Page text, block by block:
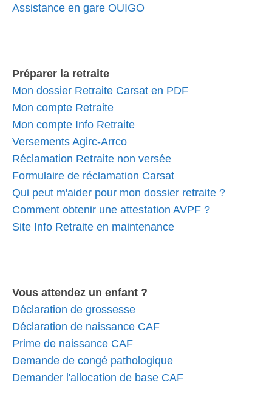
Assistance en gare OUIGO
Préparer la retraite
Mon dossier Retraite Carsat en PDF
Mon compte Retraite
Mon compte Info Retraite
Versements Agirc-Arrco
Réclamation Retraite non versée
Formulaire de réclamation Carsat
Qui peut m'aider pour mon dossier retraite ?
Comment obtenir une attestation AVPF ?
Site Info Retraite en maintenance
Vous attendez un enfant ?
Déclaration de grossesse
Déclaration de naissance CAF
Prime de naissance CAF
Demande de congé pathologique
Demander l'allocation de base CAF